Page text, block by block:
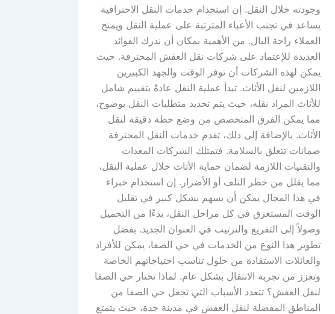
وجودته خلال النقل. إن استخدام خدمات النقل الاحترافية
يساعد في تجنب الأعباء المترتبة على عملية النقل ويمنح
العملاء راحة البال. من الأهمية بمكان أن ندرك الفوائد
العديدة للإعتماد على شركات نقل العفش المحترفة. حيث
يمكن لهذه الشركات أن توفر الوقت والجهد الكبيرين
اللازمين لنقل الأثاث. تبدأ عملية النقل عادةً بتقييم شامل
للأثاث المراد نقله، حيث يتم تحديد متطلبات النقل بوضوح،
مما يمكن الفرق المتخصص من وضع خطة دقيقة لنقل
الأثاث. بالإضافة إلى ذلك، تقدم خدمات النقل المحترفة
ضمانات تتعلق بالسلامة. فتمتلك الشركات المعدات
والتقنيات اللازمة لضمان حماية الأثاث خلال عملية النقل،
مما يقلل من خطر التلف أو الأضرار. إن استخدام خبراء
في هذا المجال يمكن أن يسهم بشكل كبير في تقليل
الوقت المستغرق في كل مراحل النقل، بدءًا من التحميل
وصولاً إلى التفريغ والترتيب في العنوان الجديد. بفضل
تطوير هذا النوع من الخدمات في حي الصفا، يمكن للأفراد
والعائلات الاستفادة من حلول تناسب احتياجاتهم الخاصة
وتعزز من تجربة الانتقال بشكل عام. لماذا تختار حي الصفا
لنقل العفش؟ تتعدد الأسباب التي تجعل حي الصفا من
المناطق المفضلة لنقل العفش في مدينة جدة، حيث يتمتع